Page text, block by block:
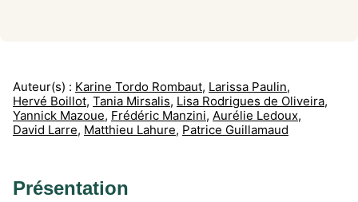
Auteur(s) : Karine Tordo Rombaut, Larissa Paulin,
Hervé Boillot, Tania Mirsalis, Lisa Rodrigues de Oliveira,
Yannick Mazoue, Frédéric Manzini, Aurélie Ledoux,
David Larre, Matthieu Lahure, Patrice Guillamaud
Présentation